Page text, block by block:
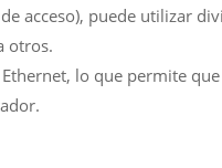
acceso), puede utilizar
otros.
lo que permite